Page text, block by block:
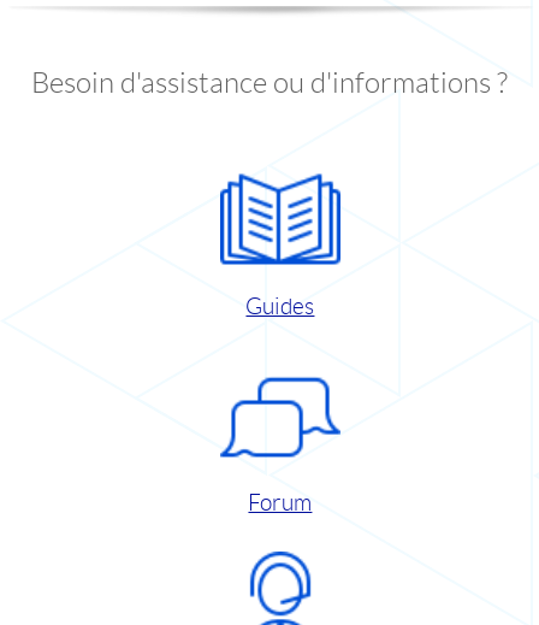
Besoin d'assistance ou d'informations ?
Guides
Forum